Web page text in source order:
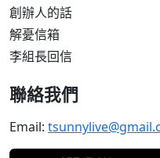
創辦人的話
解憂信箱
李組長回信
聯絡我們
Email: